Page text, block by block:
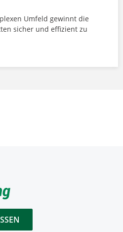
Umfeld gewinnt die
sicher und effizient zu